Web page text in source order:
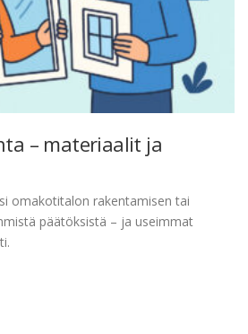
– materiaalit ja
omakotitalon rakentamisen tai
päätöksistä – ja useimmat